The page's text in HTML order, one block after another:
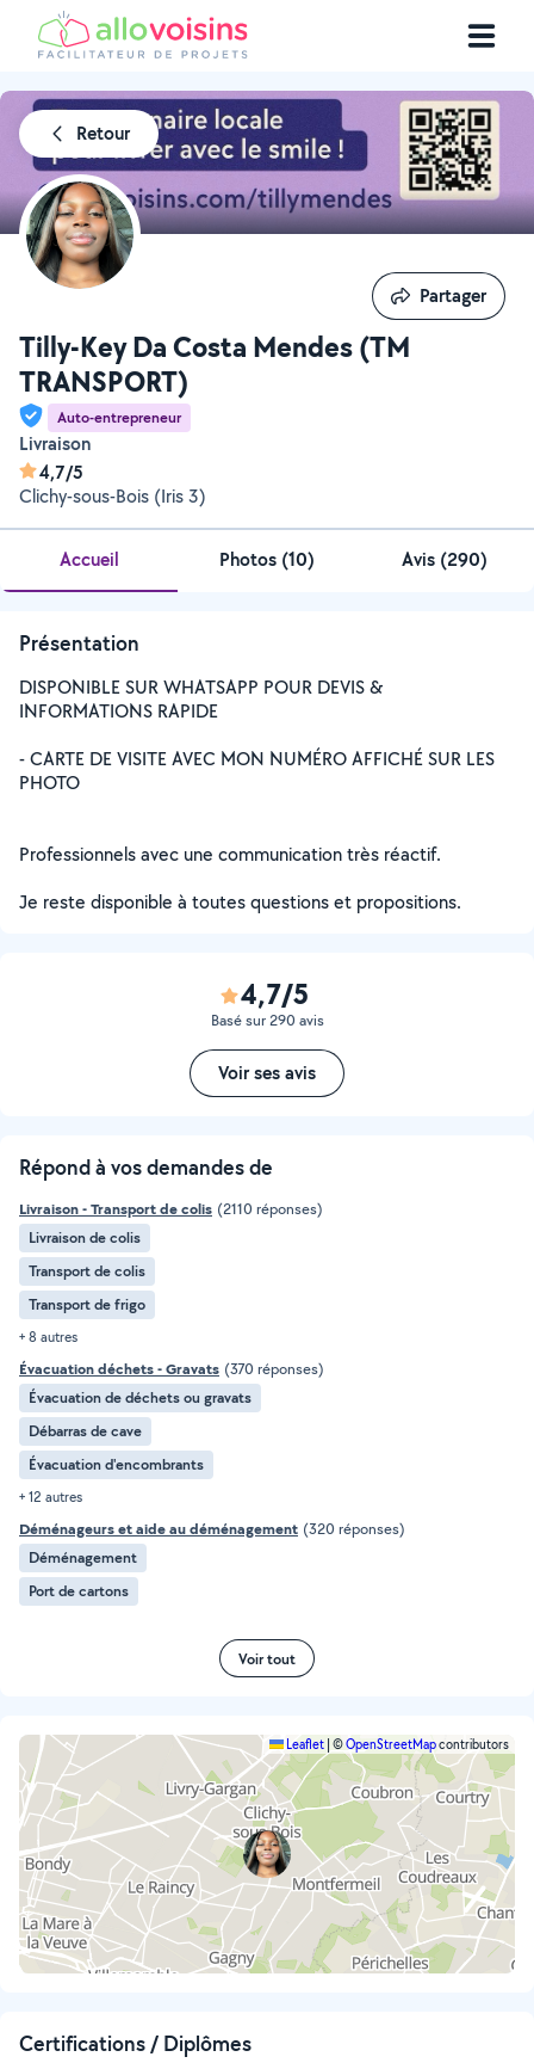
Retour
Tilly-Key Da Costa Mendes (TM
TRANSPORT)
Auto-entrepreneur
Livraison
4,7/5
Clichy-sous-Bois (Iris 3)
Partager
Partager
Accueil Photos (10) Avis (290)
Présentation
DISPONIBLE SUR WHATSAPP POUR DEVIS &
INFORMATIONS RAPIDE
- CARTE DE VISITE AVEC MON NUMÉRO AFFICHÉ SUR LES
PHOTO
Professionnels avec une communication très réactif.
Je reste disponible à toutes questions et propositions.
4,7/5
Basé sur 290 avis
Voir ses avis
Répond à vos demandes de
Livraison - Transport de colis (2110 réponses)
Livraison de colis
Transport de colis
Transport de frigo
+ 8 autres
Évacuation déchets - Gravats (370 réponses)
Évacuation de déchets ou gravats
Débarras de cave
Évacuation d'encombrants
+ 12 autres
Déménageurs et aide au déménagement (320 réponses)
Déménagement
Port de cartons
Voir tout
Leaflet ©OpenStreetMapcontributors
Certifications / Diplômes